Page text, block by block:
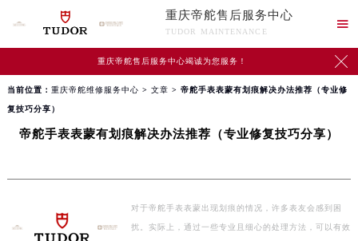
重庆帝舵售后服务中心
TUDOR MAINTENANCE

重庆帝舵售后服务中心竭诚为您服务！ 
当前位置： 重庆帝舵维修服务中心 > 文章 > 帝舵手表表蒙有划痕解决办法推荐（专业修
复技巧分享）
帝舵手表表蒙有划痕解决办法推荐（专业修复技巧分享）
对于帝舵手表表蒙出现划痕的情况，许多表友会感到困
扰。实际上，通过一些专业且细心的处理方法，可以有效